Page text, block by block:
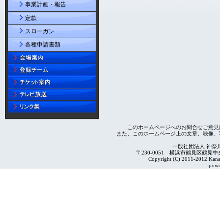
事業計画・報告
定款
スローガン
各種申請書類
このホームページへのお問合せご意
また、このホームページ上の文章、映像
一般社団法人 神奈
〒230-0051 横浜市鶴見区鶴見
Copyright (C) 2011-2012